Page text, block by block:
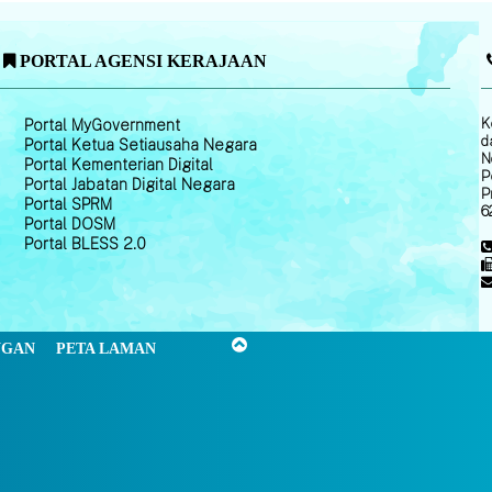
PORTAL AGENSI KERAJAAN
Portal MyGovernment
Portal Ketua Setiausaha Negara
Portal Kementerian Digital
Portal Jabatan Digital Negara
Portal SPRM
Portal DOSM
Portal BLESS 2.0
PETA LAMAN